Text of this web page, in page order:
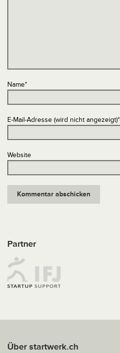
Name*
E-Mail-Adresse (wird nicht angezeigt)*
Website
Partner
Über startwerk.ch